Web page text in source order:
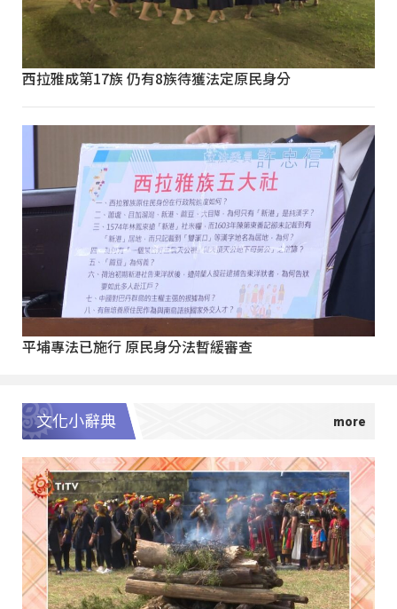
西拉雅成第17族 仍有8族待獲法定原民身分
平埔專法已施行 原民身分法暫緩審查
文化小辭典